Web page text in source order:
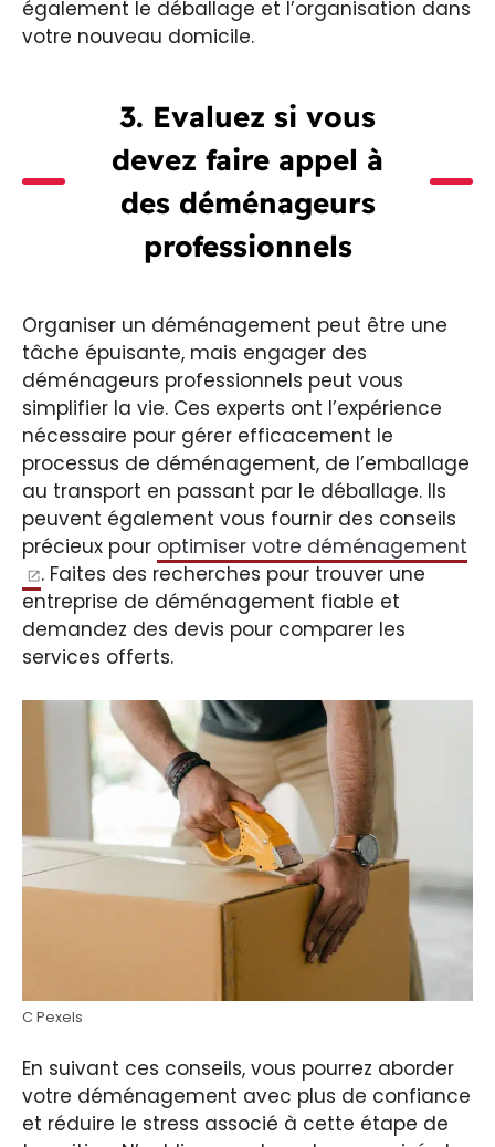
également le déballage et l’organisation dans
votre nouveau domicile.
3. Evaluez si vous
devez faire appel à
des déménageurs
professionnels
Organiser un déménagement peut être une
tâche épuisante, mais engager des
déménageurs professionnels peut vous
simplifier la vie. Ces experts ont l’expérience
nécessaire pour gérer efficacement le
processus de déménagement, de l’emballage
au transport en passant par le déballage. Ils
peuvent également vous fournir des conseils
précieux pour optimiser votre déménagement
. Faites des recherches pour trouver une
entreprise de déménagement fiable et
demandez des devis pour comparer les
services offerts.
C Pexels
En suivant ces conseils, vous pourrez aborder
votre déménagement avec plus de confiance
et réduire le stress associé à cette étape de